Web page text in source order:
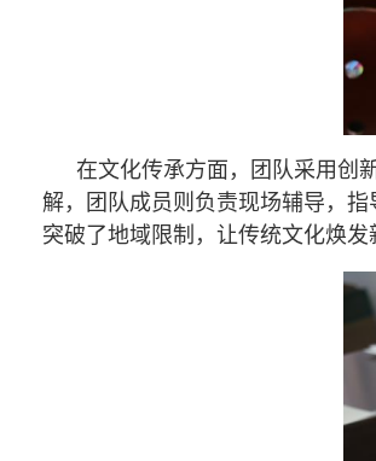
在文化传承方面，团队采用创
解，团队成员则负责现场辅导，
突破了地域限制，让传统文化焕